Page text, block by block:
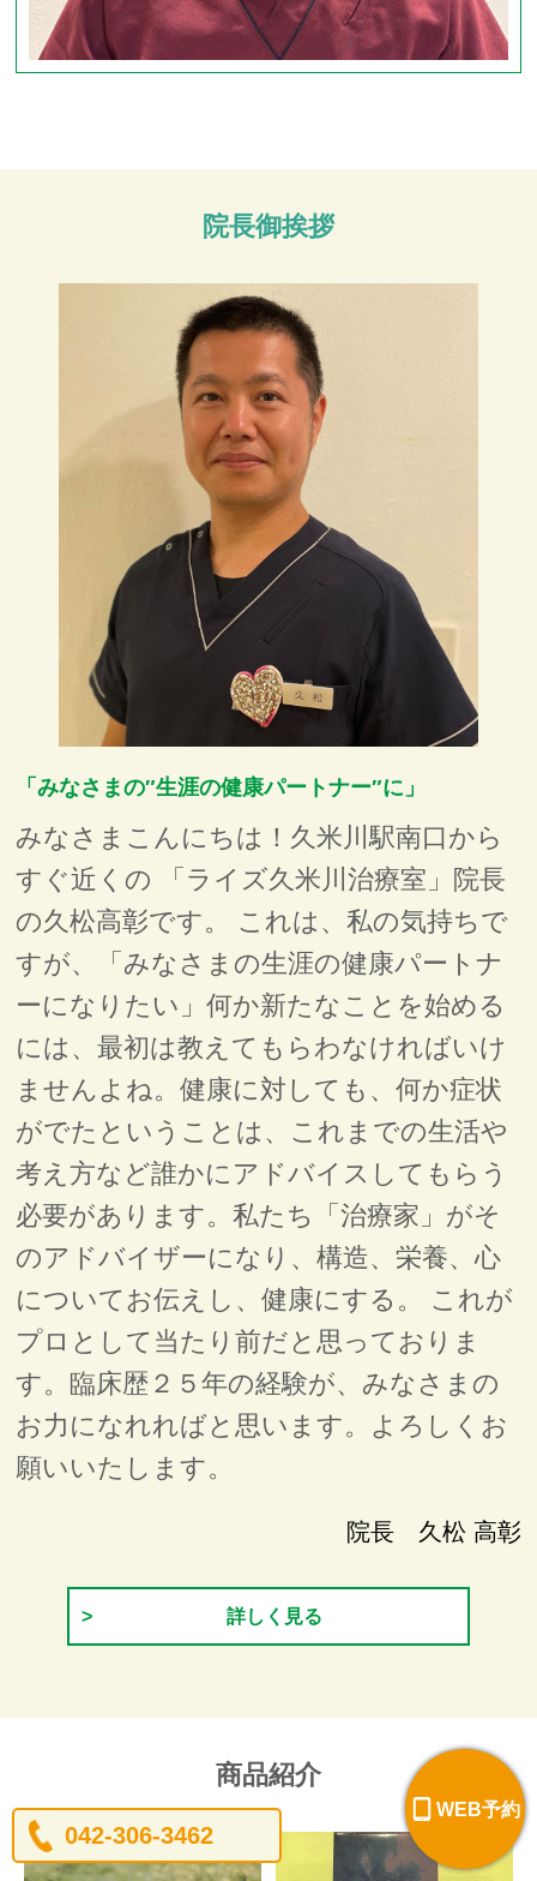
院長御挨拶
「みなさまの″生涯の健康パートナー″に」
みなさまこんにちは！久米川駅南口から
すぐ近くの 「ライズ久米川治療室」院長
の久松高彰です。 これは、私の気持ちで
すが、「みなさまの生涯の健康パートナ
ーになりたい」何か新たなことを始める
には、最初は教えてもらわなければいけ
ませんよね。健康に対しても、何か症状
がでたということは、これまでの生活や
考え方など誰かにアドバイスしてもらう
必要があります。私たち「治療家」がそ
のアドバイザーになり、構造、栄養、心
についてお伝えし、健康にする。 これが
プロとして当たり前だと思っておりま
す。臨床歴２５年の経験が、みなさまの
お力になれればと思います。よろしくお
願いいたします。
院長 久松 高彰
詳しく見る
商品紹介
042-306-3462
WEB予約